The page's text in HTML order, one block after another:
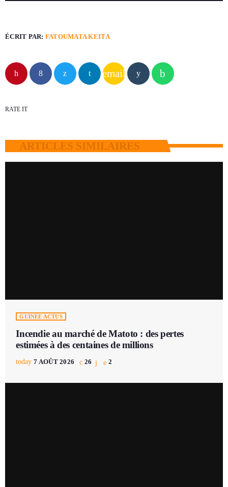
ÉCRIT PAR: FATOUMATA KEITA
email
RATE IT
ARTICLES SIMILAIRES
GUINÉE ACTUS
Incendie au marché de Matoto : des pertes
estimées à des centaines de millions
today 7 AOÛT 2026 26 2